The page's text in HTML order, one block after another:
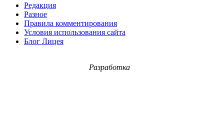
Редакция
Разное
Правила комментирования
Условия использования сайта
Блог Лицея
Разработка